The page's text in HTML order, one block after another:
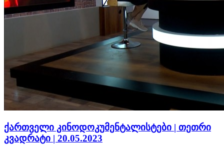
ქართველი კინოდოკუმენტალისტები | თეთრი
კვადრატი | 20.05.2023